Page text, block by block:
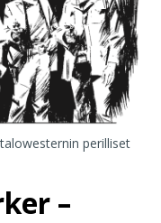
perilliset
–